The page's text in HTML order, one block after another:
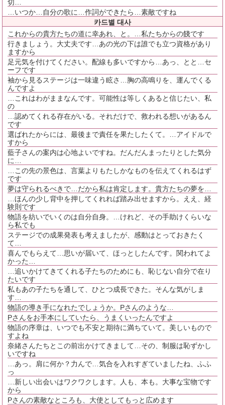
切…
…いつか…自分の歌に…作詞ができたら…素敵ですね
카드별 대사
これからの貴方たちの道に幸あれ、と。…私たちからの餞です
行きましょう。大丈夫です…あの光の下は誰でも立つ資格があり
ますから
足元気を付けてください。配線も多いですから…あっ、とと…セ
ーフです
袖から見るステージは一味違う眩さ…胸の高鳴りを、運んでくる
んですよ
…これはわがままなんです。可能性は等しくあると信じたい、私
の
…認めてくれる存在がいる。それだけで、救われる想いがあるん
です
選ばれたからには、最後まで責任を果たしたくて。…アイドルで
すから
藍子さんの案内は心地よいですね。だんだんまったりとした気分
に…
…この先の景色は、言葉よりもたしかなものを伝えてくれるはず
です
夢は守られるべきで…だから私は肯定します。貴方たちの夢を…
…ほんの少し背中を押してくれれば踏み出せますから。ええ、経
験則です
物語を紡いでいくのは自分自身。…けれど、その手助けくらいな
ら私でも
ステージでの成果発表も考えましたが、感動はとっておきたく
て…
喜んでもらえて…思いが届いて、ほっとしたんです。関われてよ
かった…
…追いかけてきてくれる子たちのためにも、恥じない自分で在り
たいです
私もあの子たちを通して、ひとつ成長できた。そんな気がしま
す…
物語の導き手になれたでしょうか。Pさんのような…
Pさんをお手本にしていたら、うまくいったんですよ
物語の序章は、いつでも不安と期待に満ちていて。美しいもので
すよね
奈緒さんたちとこの前出かけてきまして…その、制服は恥ずかし
いですね
…あっ。肩に何か？力んで…気合を入れすぎていましたね、ふふ
っ
…新しい出会いはワクワクします。人も、本も。大事な宝物です
から
Pさんの素敵なところも、大使としてもっと広めます